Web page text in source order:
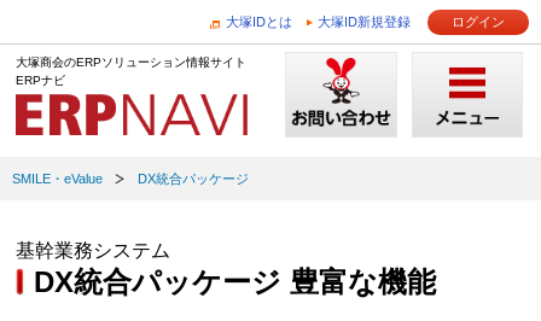
大塚IDとは 大塚ID新規登録 ログイン
大塚商会のERPソリューション情報サイト
ERPナビ
SMILE・eValue DX統合パッケージ
基幹業務システム
DX統合パッケージ 豊富な機能